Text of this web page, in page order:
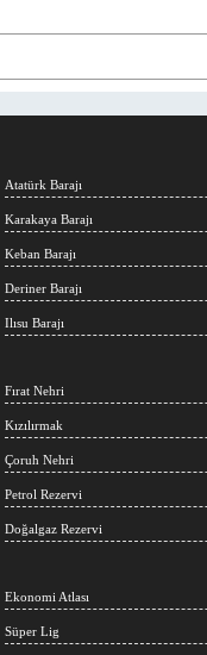
Atatürk Barajı
Karakaya Barajı
Keban Barajı
Deriner Barajı
Ilısu Barajı
Fırat Nehri
Kızılırmak
Çoruh Nehri
Petrol Rezervi
Doğalgaz Rezervi
Ekonomi Atlası
Süper Lig